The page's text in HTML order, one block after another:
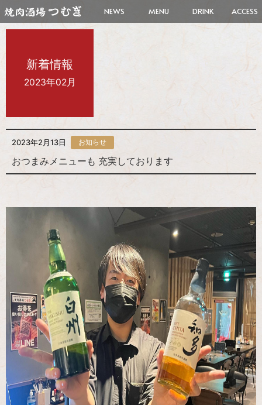
新着情報
2023年02月
2023年2月13日 お知らせ
おつまみメニューも 充実しております
NEWS MENU DRINK ACCESS